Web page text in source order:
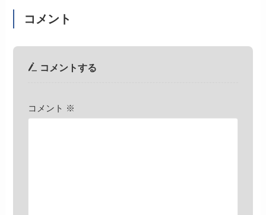
コメント
コメントする
コメント ※